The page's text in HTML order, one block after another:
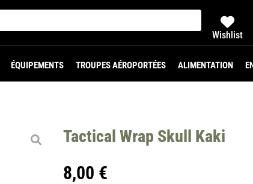
Wishlist
ÉQUIPEMENTS TROUPES AÉROPORTÉES ALIMENTATION
Tactical Wrap Skull Kaki
8,00 €